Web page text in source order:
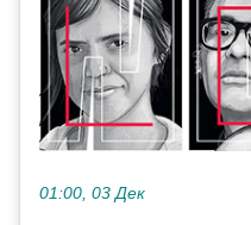
01:00, 03 Дек